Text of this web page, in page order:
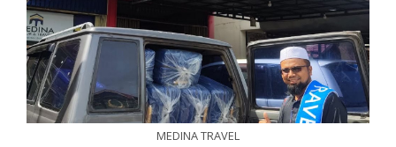
MEDINA TRAVEL